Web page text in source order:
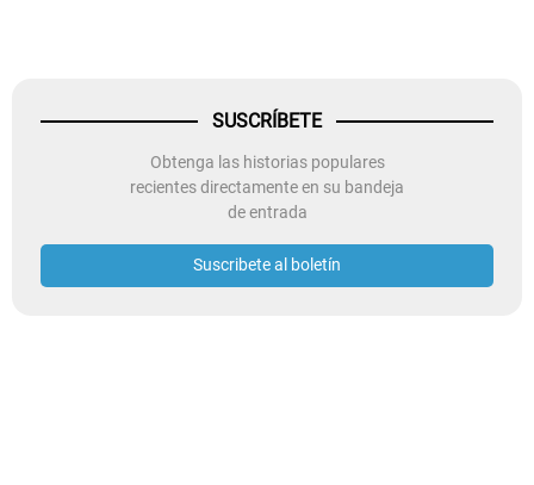
SUSCRÍBETE
Obtenga las historias populares
recientes directamente en su bandeja
de entrada
Suscribete al boletín